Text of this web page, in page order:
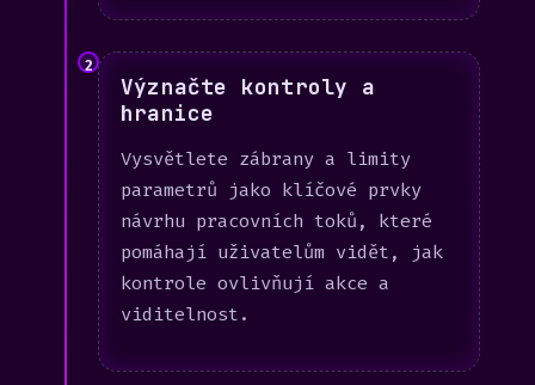
2
Význačte kontroly a
hranice
Vysvětlete zábrany a limity
parametrů jako klíčové prvky
návrhu pracovních toků, které
pomáhají uživatelům vidět, jak
kontrole ovlivňují akce a
viditelnost.